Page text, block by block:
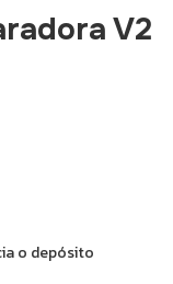
V2
o depósito